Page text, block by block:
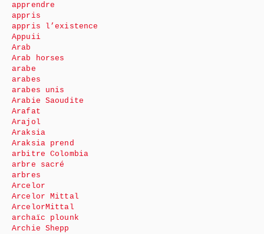
apprendre
appris
appris l’existence
Appuii
Arab
Arab horses
arabe
arabes
arabes unis
Arabie Saoudite
Arafat
Arajol
Araksia
Araksia prend
arbitre Colombia
arbre sacré
arbres
Arcelor
Arcelor Mittal
ArcelorMittal
archaïc plounk
Archie Shepp